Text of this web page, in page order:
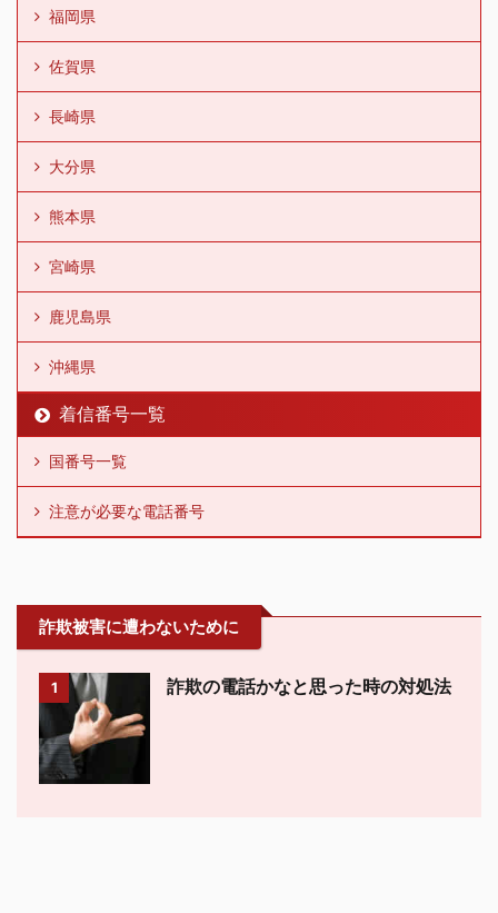
福岡県
佐賀県
長崎県
大分県
熊本県
宮崎県
鹿児島県
沖縄県
着信番号一覧
国番号一覧
注意が必要な電話番号
詐欺被害に遭わないために
1 詐欺の電話かなと思った時の対処法